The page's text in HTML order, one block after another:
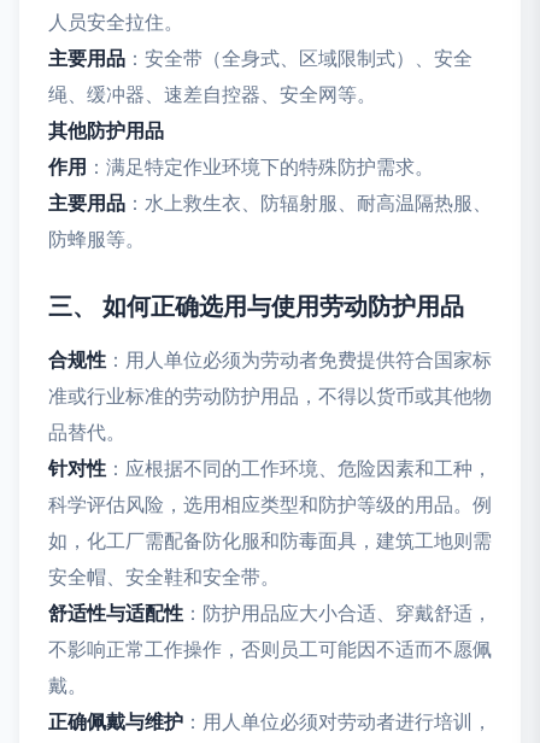
人员安全拉住。
主要用品 ：安全带（全身式、区域限制式）、安全
绳、缓冲器、速差自控器、安全网等。
其他防护用品
作用 ：满足特定作业环境下的特殊防护需求。
主要用品 ：水上救生衣、防辐射服、耐高温隔热服、
防蜂服等。
三、 如何正确选用与使用劳动防护用品
合规性 ：用人单位必须为劳动者免费提供符合国家标
准或行业标准的劳动防护用品，不得以货币或其他物
品替代。
针对性 ：应根据不同的工作环境、危险因素和工种，
科学评估风险，选用相应类型和防护等级的用品。例
如，化工厂需配备防化服和防毒面具，建筑工地则需
安全帽、安全鞋和安全带。
舒适性与适配性 ：防护用品应大小合适、穿戴舒适，
不影响正常工作操作，否则员工可能因不适而不愿佩
戴。
正确佩戴与维护 ：用人单位必须对劳动者进行培训，